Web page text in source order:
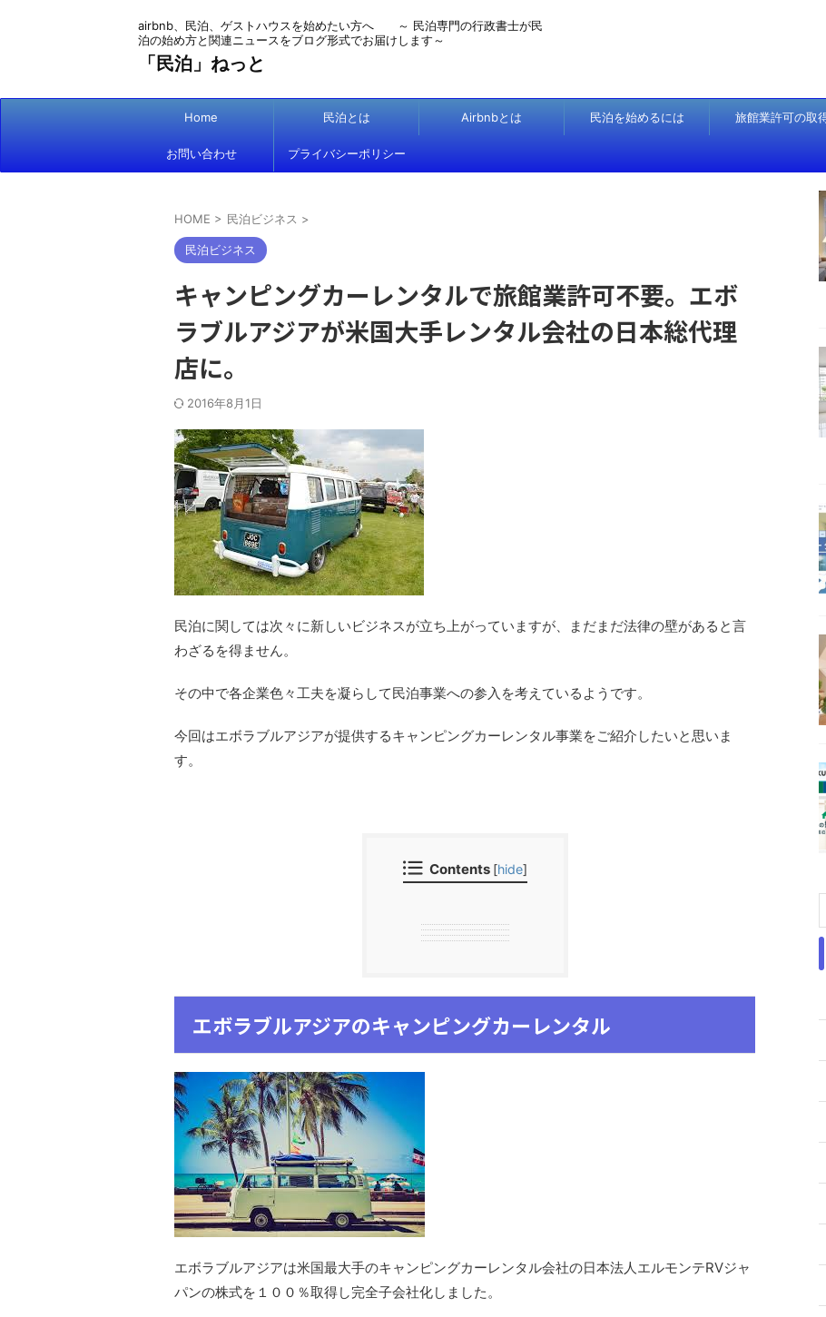
airbnb、民泊、ゲストハウスを始めたい方へ ～ 民泊専門の行政書士が民
泊の始め方と関連ニュースをブログ形式でお届けします～
「民泊」ねっと
Home 民泊とは Airbnbとは 民泊を始めるには 旅館業許可の取
お問い合わせ プライバシーポリシー
HOME > 民泊ビジネス >
民泊ビジネス
キャンピングカーレンタルで旅館業許可不要。エボ
ラブルアジアが米国大手レンタル会社の日本総代理
店に。
2016年8月1日
民泊に関しては次々に新しいビジネスが立ち上がっていますが、まだまだ法律の壁があると言
わざるを得ません。
その中で各企業色々工夫を凝らして民泊事業への参入を考えているようです。
今回はエボラブルアジアが提供するキャンピングカーレンタル事業をご紹介したいと思いま
す。
Contents [hide]
エボラブルアジアのキャンピングカーレンタル
エボラブルアジアは米国最大手のキャンピングカーレンタル会社の日本法人エルモンテRVジャ
パンの株式を１００％取得し完全子会社化しました。